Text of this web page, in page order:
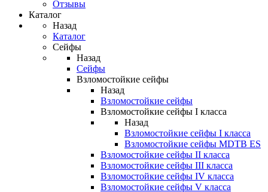
Отзывы
Каталог
Назад
Каталог
Сейфы
Назад
Сейфы
Взломостойкие сейфы
Назад
Взломостойкие сейфы
Взломостойкие сейфы I класса
Назад
Взломостойкие сейфы I класса
Взломостойкие сейфы MDTB ES
Взломостойкие сейфы II класса
Взломостойкие сейфы III класса
Взломостойкие сейфы IV класса
Взломостойкие сейфы V класса